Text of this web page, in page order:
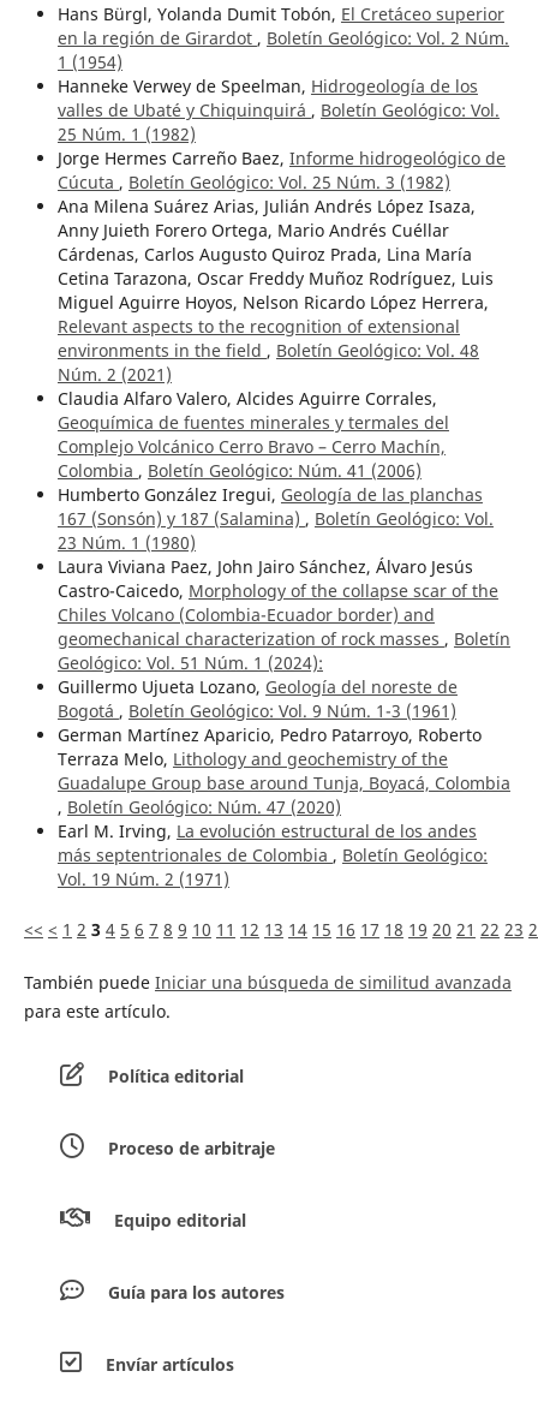
Hans Bürgl, Yolanda Dumit Tobón, El Cretáceo superior
en la región de Girardot , Boletín Geológico: Vol. 2 Núm.
1 (1954)
Hanneke Verwey de Speelman, Hidrogeología de los
valles de Ubaté y Chiquinquirá , Boletín Geológico: Vol.
25 Núm. 1 (1982)
Jorge Hermes Carreño Baez, Informe hidrogeológico de
Cúcuta , Boletín Geológico: Vol. 25 Núm. 3 (1982)
Ana Milena Suárez Arias, Julián Andrés López Isaza,
Anny Juieth Forero Ortega, Mario Andrés Cuéllar
Cárdenas, Carlos Augusto Quiroz Prada, Lina María
Cetina Tarazona, Oscar Freddy Muñoz Rodríguez, Luis
Miguel Aguirre Hoyos, Nelson Ricardo López Herrera,
Relevant aspects to the recognition of extensional
environments in the field , Boletín Geológico: Vol. 48
Núm. 2 (2021)
Claudia Alfaro Valero, Alcides Aguirre Corrales,
Geoquímica de fuentes minerales y termales del
Complejo Volcánico Cerro Bravo – Cerro Machín,
Colombia , Boletín Geológico: Núm. 41 (2006)
Humberto González Iregui, Geología de las planchas
167 (Sonsón) y 187 (Salamina) , Boletín Geológico: Vol.
23 Núm. 1 (1980)
Laura Viviana Paez, John Jairo Sánchez, Álvaro Jesús
Castro-Caicedo, Morphology of the collapse scar of the
Chiles Volcano (Colombia-Ecuador border) and
geomechanical characterization of rock masses , Boletín
Geológico: Vol. 51 Núm. 1 (2024):
Guillermo Ujueta Lozano, Geología del noreste de
Bogotá , Boletín Geológico: Vol. 9 Núm. 1-3 (1961)
German Martínez Aparicio, Pedro Patarroyo, Roberto
Terraza Melo, Lithology and geochemistry of the
Guadalupe Group base around Tunja, Boyacá, Colombia
, Boletín Geológico: Núm. 47 (2020)
Earl M. Irving, La evolución estructural de los andes
más septentrionales de Colombia , Boletín Geológico:
Vol. 19 Núm. 2 (1971)
<< < 1 2 3 4 5 6 7 8 9 10 11 12 13 14 15 16 17 18 19 20 21 22 23
También puede Iniciar una búsqueda de similitud avanzada
para este artículo.
Política editorial
Proceso de arbitraje
Equipo editorial
Guía para los autores
Envíar artículos